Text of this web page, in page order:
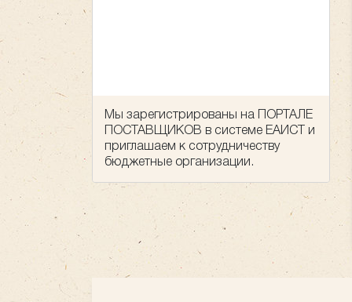
Мы зарегистрированы на ПОРТАЛЕ
ПОСТАВЩИКОВ в системе ЕАИСТ и
приглашаем к сотрудничеству
бюджетные организации.